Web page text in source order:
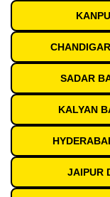
SADAR
KALYAN
JAIPUR